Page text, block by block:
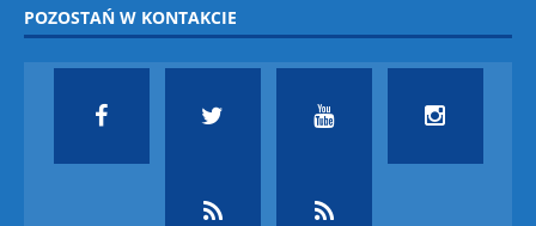
POZOSTAŃ W KONTAKCIE